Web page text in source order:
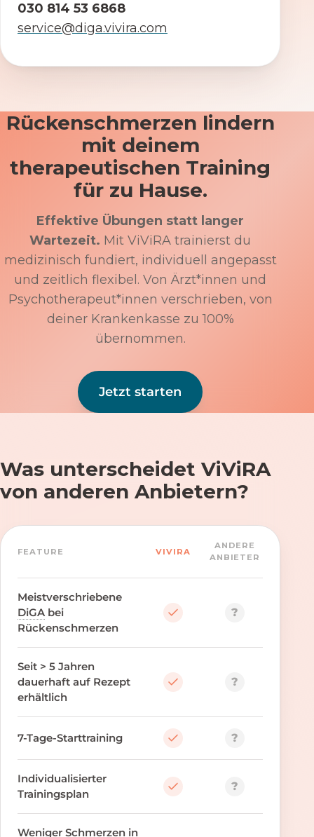
030 814 53 6868
service@diga.vivira.com
Rückenschmerzen lindern
mit deinem
therapeutischen Training
für zu Hause.
Effektive Übungen statt langer
Wartezeit. Mit ViViRA trainierst du
medizinisch fundiert, individuell angepasst
und zeitlich flexibel. Von Ärzt*innen und
Psychotherapeut*innen verschrieben, von
deiner Krankenkasse zu 100%
übernommen.
Jetzt starten
Was unterscheidet ViViRA
von anderen Anbietern?
FEATURE VIVIRA
ANDERE
ANBIETER
Meistverschriebene
DiGA bei
Rückenschmerzen
?
Seit > 5 Jahren
dauerhaft auf Rezept
erhältlich
?
7-Tage-Starttraining ?
Individualisierter
Trainingsplan
?
Weniger Schmerzen in